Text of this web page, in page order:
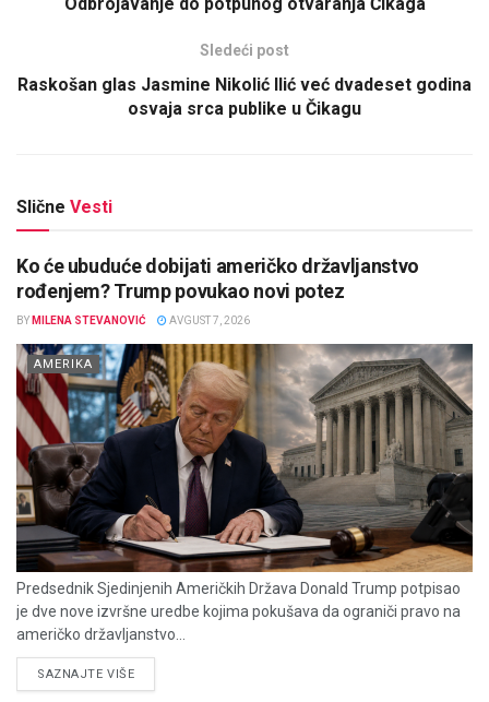
Sledeći post
Raskošan glas Jasmine Nikolić Ilić već dvadeset godina
osvaja srca publike u Čikagu
Slične Vesti
Ko će ubuduće dobijati američko državljanstvo
rođenjem? Trump povukao novi potez
BY MILENA STEVANOVIĆ AVGUST 7, 2026
AMERIKA
Predsednik Sjedinjenih Američkih Država Donald Trump potpisao
je dve nove izvršne uredbe kojima pokušava da ograniči pravo na
američko državljanstvo...
SAZNAJTE VIŠEDETAILS